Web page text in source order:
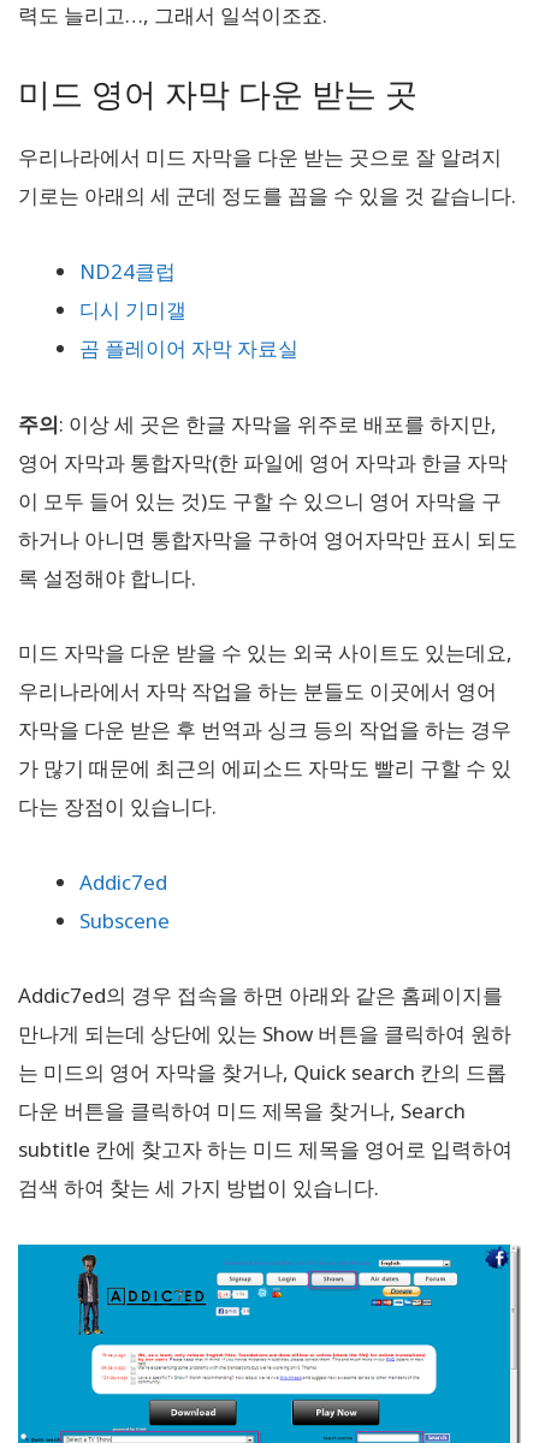
력도 늘리고…, 그래서 일석이조죠.
미드 영어 자막 다운 받는 곳
우리나라에서 미드 자막을 다운 받는 곳으로 잘 알려지
기로는 아래의 세 군데 정도를 꼽을 수 있을 것 같습니다.
ND24클럽
디시 기미갤
곰 플레이어 자막 자료실
주의: 이상 세 곳은 한글 자막을 위주로 배포를 하지만,
영어 자막과 통합자막(한 파일에 영어 자막과 한글 자막
이 모두 들어 있는 것)도 구할 수 있으니 영어 자막을 구
하거나 아니면 통합자막을 구하여 영어자막만 표시 되도
록 설정해야 합니다.
미드 자막을 다운 받을 수 있는 외국 사이트도 있는데요,
우리나라에서 자막 작업을 하는 분들도 이곳에서 영어
자막을 다운 받은 후 번역과 싱크 등의 작업을 하는 경우
가 많기 때문에 최근의 에피소드 자막도 빨리 구할 수 있
다는 장점이 있습니다.
Addic7ed
Subscene
Addic7ed의 경우 접속을 하면 아래와 같은 홈페이지를
만나게 되는데 상단에 있는 Show 버튼을 클릭하여 원하
는 미드의 영어 자막을 찾거나, Quick search 칸의 드롭
다운 버튼을 클릭하여 미드 제목을 찾거나, Search
subtitle 칸에 찾고자 하는 미드 제목을 영어로 입력하여
검색 하여 찾는 세 가지 방법이 있습니다.